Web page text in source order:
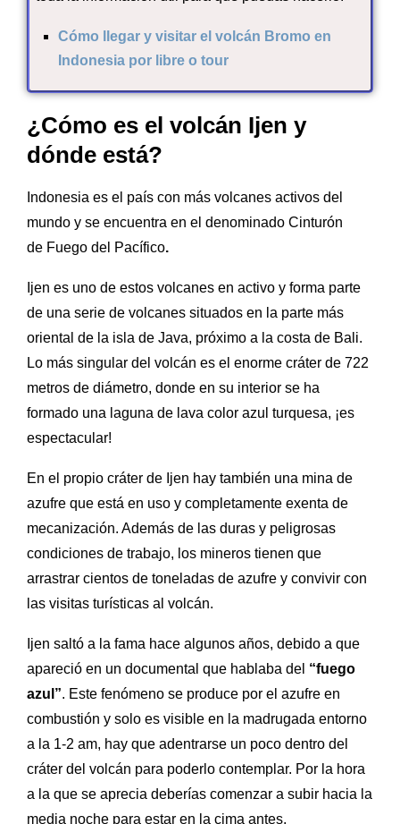
Cómo llegar y visitar el volcán Bromo en
Indonesia por libre o tour
¿Cómo es el volcán Ijen y
dónde está?
Indonesia es el país con más volcanes activos del
mundo y se encuentra en el denominado Cinturón
de Fuego del Pacífico.
jen es uno de estos volcanes en activo y forma parte
de una serie de volcanes situados en la parte más
oriental de la isla de Java, próximo a la costa de Bali.
Lo más singular del volcán es el enorme cráter de 722
metros de diámetro, donde en su interior se ha
formado una laguna de lava color azul turquesa, ¡es
espectacular!
En el propio cráter de Ijen hay también una mina de
azufre que está en uso y completamente exenta de
mecanización. Además de las duras y peligrosas
condiciones de trabajo, los mineros tienen que
arrastrar cientos de toneladas de azufre y convivir con
las visitas turísticas al volcán.
Ijen saltó a la fama hace algunos años, debido a que
apareció en un documental que hablaba del “fuego
azul”. Este fenómeno se produce por el azufre en
combustión y solo es visible en la madrugada entorno
a la 1-2 am, hay que adentrarse un poco dentro del
cráter del volcán para poderlo contemplar. Por la hora
a la que se aprecia deberías comenzar a subir hacia la
media noche para estar en la cima antes.